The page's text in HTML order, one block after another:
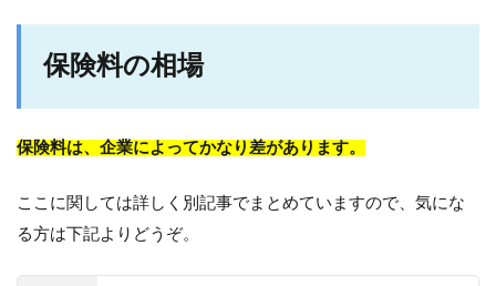
保険料の相場
保険料は、企業によってかなり差があります。
ここに関しては詳しく別記事でまとめていますので、気にな
る方は下記よりどうぞ。